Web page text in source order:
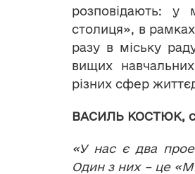
розповідають: у
столиця», в
разу в міську
вищих
різних сфер
ВАСИЛЬ КОСТЮК,
«У нас є два
Один з них – це